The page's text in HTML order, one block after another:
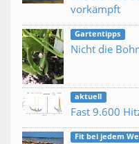
vorkämpft
Gartentipps
Nicht die
aktuell
Fast 9.600
Fit bei jedem